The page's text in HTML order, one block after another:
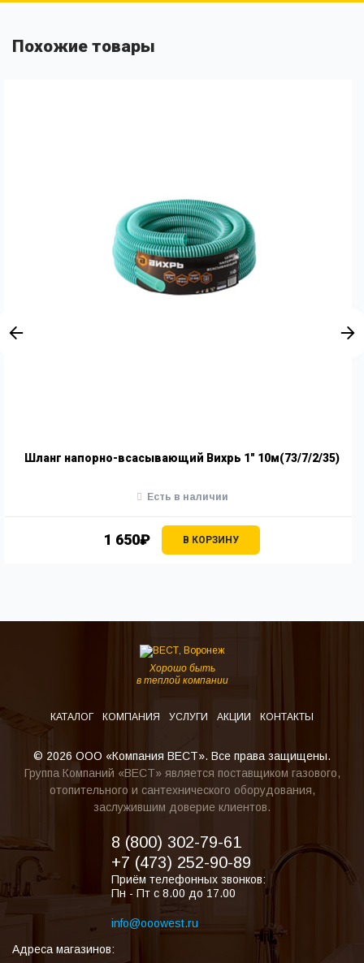
Похожие товары
Шланг напорно-всасывающий Вихрь 1" 10м(73/7/2/35)
1 650₽ В КОРЗИНУ
Есть в наличии
Хорошо быть
в теплой компании
КАТАЛОГ КОМПАНИЯ УСЛУГИ АКЦИИ КОНТАКТЫ
© 2026 ООО «Компания ВЕСТ». Все права защищены.
Группа Компаний «ВЕСТ» является поставщиком газового,
отопительного и сантехнического оборудования,
заслужившим доверие клиентов.
8 (800) 302-79-61
+7 (473) 252-90-89
Приём телефонных звонков:
Пн - Пт с 8.00 до 17.00
info@ooowest.ru
Адреса магазинов: